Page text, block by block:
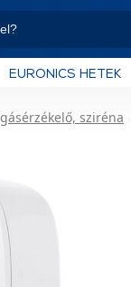
EURONICS HETEK
sziréna